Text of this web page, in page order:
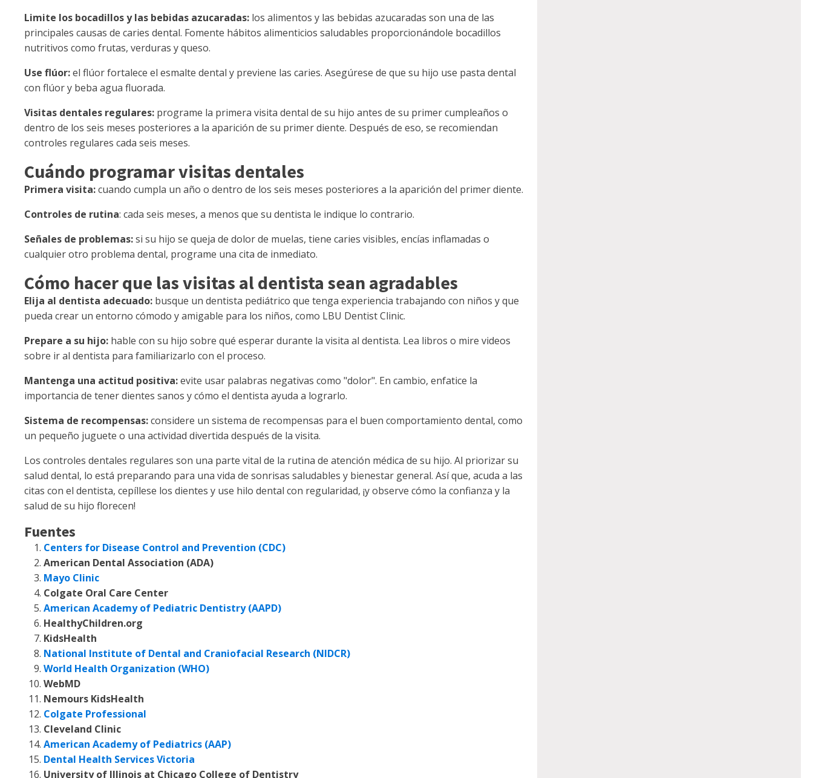
Limite los bocadillos y las bebidas azucaradas: los alimentos y las bebidas azucaradas son una de las
principales causas de caries dental. Fomente hábitos alimenticios saludables proporcionándole bocadillos
nutritivos como frutas, verduras y queso.
Use flúor:el flúor fortalece el esmalte dental y previene las caries. Asegúrese de que su hijo use pasta dental
con flúor y beba agua fluorada.
Visitas dentales regulares: programe la primera visita dental de su hijo antes de su primer cumpleaños o
dentro de los seis meses posteriores a la aparición de su primer diente. Después de eso, se recomiendan
controles regulares cada seis meses.
Cuándo programar visitas dentales
Primera visita:cuando cumpla un año o dentro de los seis meses posteriores a la aparición del primer diente.
Controles de rutina: cada seis meses, a menos que su dentista le indique lo contrario.
Señales de problemas:si su hijo se queja de dolor de muelas, tiene caries visibles, encías inflamadas o
cualquier otro problema dental, programe una cita de inmediato.
Cómo hacer que las visitas al dentista sean agradables
Elija al dentista adecuado: busque un dentista pediátrico que tenga experiencia trabajando con niños y que
pueda crear un entorno cómodo y amigable para los niños, como LBU Dentist Clinic.
Prepare a su hijo: hable con su hijo sobre qué esperar durante la visita al dentista. Lea libros o mire videos
sobre ir al dentista para familiarizarlo con el proceso.
Mantenga una actitud positiva:evite usar palabras negativas como "dolor". En cambio, enfatice la
importancia de tener dientes sanos y cómo el dentista ayuda a lograrlo.
Sistema de recompensas:considere un sistema de recompensas para el buen comportamiento dental, como
un pequeño juguete o una actividad divertida después de la visita.
Los controles dentales regulares son una parte vital de la rutina de atención médica de su hijo. Al priorizar su
salud dental, lo está preparando para una vida de sonrisas saludables y bienestar general. Así que, acuda a las
citas con el dentista, cepíllese los dientes y use hilo dental con regularidad, ¡y observe cómo la confianza y la
salud de su hijo florecen!
Fuentes
Centers for Disease Control and Prevention (CDC)
American Dental Association (ADA)
Mayo Clinic
Colgate Oral Care Center
American Academy of Pediatric Dentistry (AAPD)
HealthyChildren.org
KidsHealth
National Institute of Dental and Craniofacial Research (NIDCR)
World Health Organization (WHO)
WebMD
Nemours KidsHealth
Colgate Professional
Cleveland Clinic
American Academy of Pediatrics (AAP)
Dental Health Services Victoria
University of Illinois at Chicago College of Dentistry